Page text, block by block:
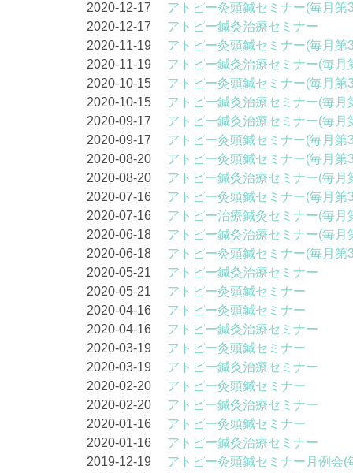
2020-12-17 アトピー灸頭鍼セミナー(毎月第
2020-12-17 アトピー鍼灸治療セミナー
2020-11-19 アトピー灸頭鍼セミナー(毎月第
2020-11-19 アトピー鍼灸治療セミナー(毎月
2020-10-15 アトピー灸頭鍼セミナー(毎月第
2020-10-15 アトピー鍼灸治療セミナー(毎月
2020-09-17 アトピー鍼灸治療セミナー(毎月
2020-09-17 アトピー灸頭鍼セミナー(毎月第
2020-08-20 アトピー灸頭鍼セミナー(毎月第
2020-08-20 アトピー鍼灸治療セミナー(毎月
2020-07-16 アトピー灸頭鍼セミナー(毎月第
2020-07-16 アトピー治療鍼灸セミナー(毎月
2020-06-18 アトピー鍼灸治療セミナー(毎月
2020-06-18 アトピー灸頭鍼セミナー(毎月第
2020-05-21 アトピー鍼灸治療セミナー
2020-05-21 アトピー灸頭鍼セミナー
2020-04-16 アトピー灸頭鍼セミナー
2020-04-16 アトピー鍼灸治療セミナー
2020-03-19 アトピー灸頭鍼セミナー
2020-03-19 アトピー鍼灸治療セミナー
2020-02-20 アトピー灸頭鍼セミナー
2020-02-20 アトピー鍼灸治療セミナー
2020-01-16 アトピー灸頭鍼セミナー
2020-01-16 アトピー鍼灸治療セミナー
2019-12-19 アトピー灸頭鍼セミナー月例会(